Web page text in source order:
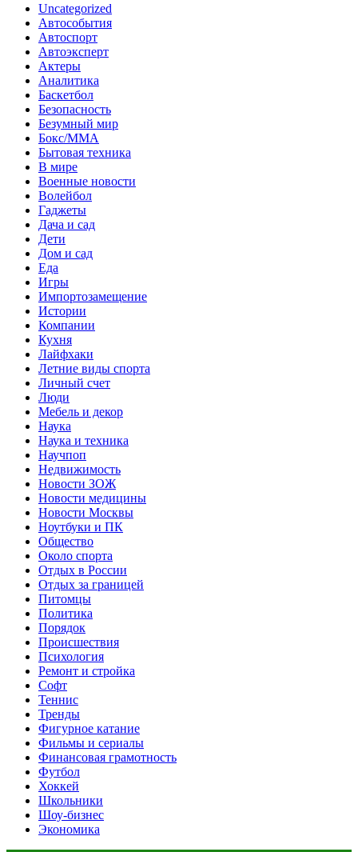
Uncategorized
Автособытия
Автоспорт
Автоэксперт
Актеры
Аналитика
Баскетбол
Безопасность
Безумный мир
Бокс/MMA
Бытовая техника
В мире
Военные новости
Волейбол
Гаджеты
Дача и сад
Дети
Дом и сад
Еда
Игры
Импортозамещение
Истории
Компании
Кухня
Лайфхаки
Летние виды спорта
Личный счет
Люди
Мебель и декор
Наука
Наука и техника
Научпоп
Недвижимость
Новости ЗОЖ
Новости медицины
Новости Москвы
Ноутбуки и ПК
Общество
Около спорта
Отдых в России
Отдых за границей
Питомцы
Политика
Порядок
Происшествия
Психология
Ремонт и стройка
Софт
Теннис
Тренды
Фигурное катание
Фильмы и сериалы
Финансовая грамотность
Футбол
Хоккей
Школьники
Шоу-бизнес
Экономика